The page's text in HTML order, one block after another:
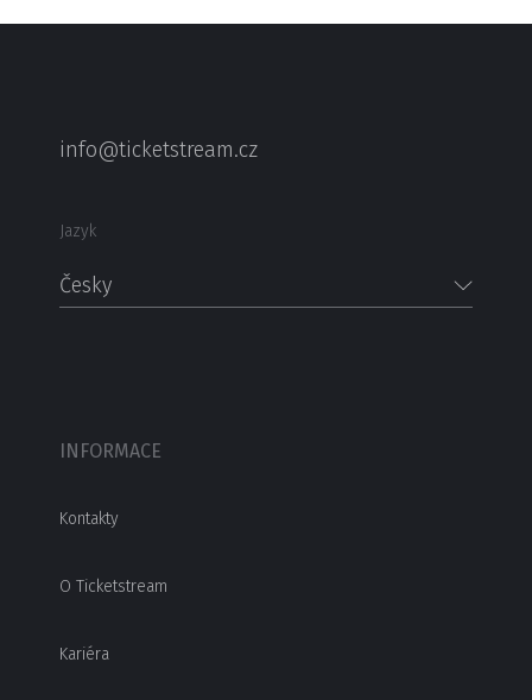
info@ticketstream.cz
Jazyk
Česky
INFORMACE
Kontakty
O Ticketstream
Kariéra